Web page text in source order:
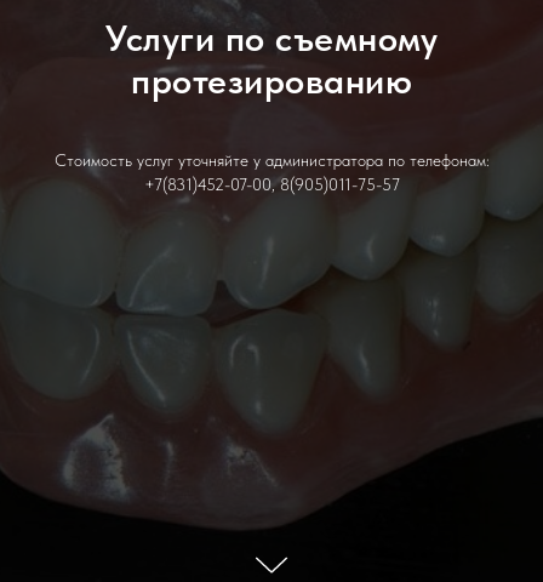
Услуги по съемному
протезированию
Стоимость услуг уточняйте у администратора по телефонам:
+7(831)452-07-00, 8(905)011-75-57